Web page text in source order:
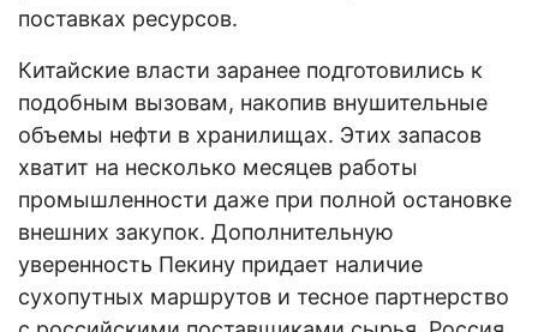
поставках ресурсов.
Китайские власти заранее подготовились к
подобным вызовам, накопив внушительные
объемы нефти в хранилищах. Этих запасов
хватит на несколько месяцев работы
промышленности даже при полной остановке
внешних закупок. Дополнительную
уверенность Пекину придает наличие
сухопутных маршрутов и тесное партнерство